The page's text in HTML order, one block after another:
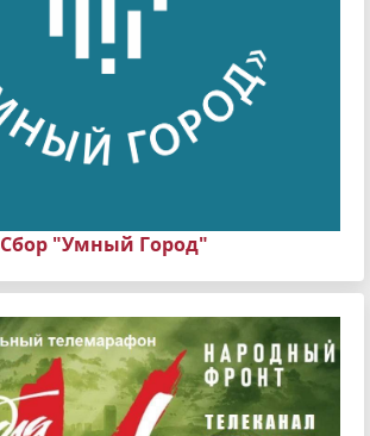
Сбор "Умный Город"